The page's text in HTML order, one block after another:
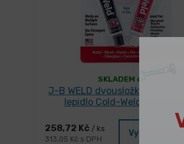
SKLADEM 6 ks
J-B WELD dvousložkové
lepidlo Cold-Weld (2x28,4g)
258,72 Kč / ks
313,05 Kč s DPH
Vybrat